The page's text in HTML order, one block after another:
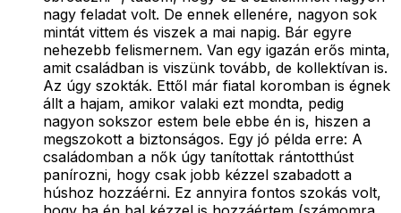
nagy feladat volt. De ennek ellenére, nagyon sok
mintát vittem és viszek a mai napig. Bár egyre
nehezebb felismernem. Van egy igazán erős minta,
amit családban is viszünk tovább, de kollektívan is.
Az úgy szokták. Ettől már fiatal koromban is égnek
állt a hajam, amikor valaki ezt mondta, pedig
nagyon sokszor estem bele ebbe én is, hiszen a
megszokott a biztonságos. Egy jó példa erre: A
családomban a nők úgy tanítottak rántotthúst
panírozni, hogy csak jobb kézzel szabadott a
húshoz hozzáérni. Ez annyira fontos szokás volt,